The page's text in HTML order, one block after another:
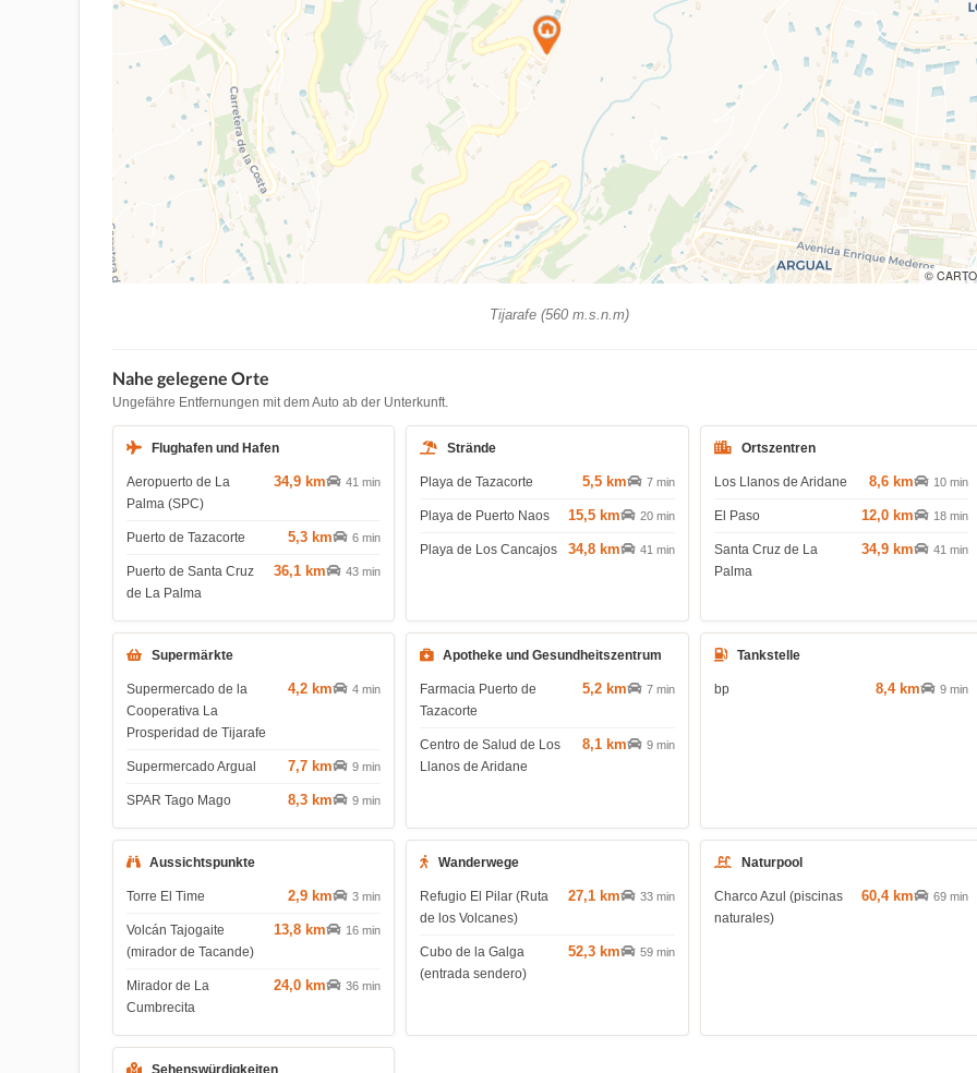
© CARTO
Tijarafe (560 m.s.n.m)
Nahe gelegene Orte
Ungefähre Entfernungen mit dem Auto ab der Unterkunft.
Flughafen und Hafen
Aeropuerto de La
Palma (SPC)
34,9 km 41 min
Puerto de Tazacorte 5,3 km 6 min
Puerto de Santa Cruz
de La Palma
36,1 km 43 min
Strände
Playa de Tazacorte 5,5 km 7 min
Playa de Puerto Naos 15,5 km 20 min
Playa de Los Cancajos 34,8 km 41 min
Ortszentren
Los Llanos de Aridane 8,6 km 10 min
El Paso 12,0 km 18 min
Santa Cruz de La
Palma
34,9 km 41 min
Supermärkte
Supermercado de la
Cooperativa La
Prosperidad de Tijarafe
4,2 km 4 min
Supermercado Argual 7,7 km 9 min
SPAR Tago Mago 8,3 km 9 min
Apotheke und Gesundheitszentrum
Farmacia Puerto de
Tazacorte
5,2 km 7 min
Centro de Salud de Los
Llanos de Aridane
8,1 km 9 min
Tankstelle
bp 8,4 km 9 min
Aussichtspunkte
Torre El Time 2,9 km 3 min
Volcán Tajogaite
(mirador de Tacande)
13,8 km 16 min
Mirador de La
Cumbrecita
24,0 km 36 min
Wanderwege
Refugio El Pilar (Ruta
de los Volcanes)
27,1 km 33 min
Cubo de la Galga
(entrada sendero)
52,3 km 59 min
Naturpool
Charco Azul (piscinas
naturales)
60,4 km 69 min
Sehenswürdigkeiten